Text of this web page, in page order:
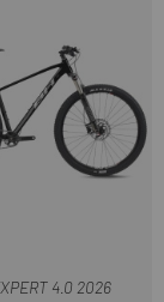
4.0 2026